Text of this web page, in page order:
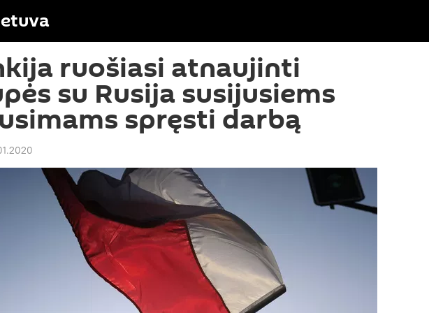
ruošiasi atnaujinti
su Rusija susijusiems
spręsti darbą